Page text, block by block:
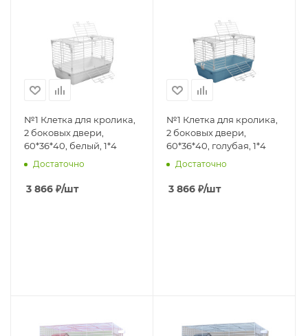
№1 Клетка для кролика,
2 боковых двери,
60*36*40, белый, 1*4
Достаточно
3 866 ₽/шт
№1 Клетка для кролика,
2 боковых двери,
60*36*40, голубая, 1*4
Достаточно
3 866 ₽/шт